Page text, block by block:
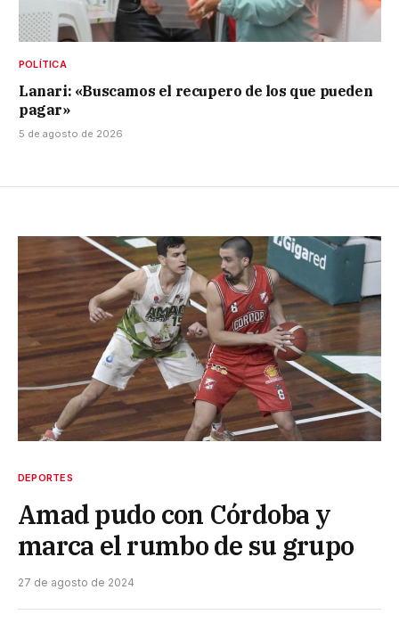
POLÍTICA
Lanari: «Buscamos el recupero de los que pueden
pagar»
5 de agosto de 2026
DEPORTES
Amad pudo con Córdoba y
marca el rumbo de su grupo
27 de agosto de 2024